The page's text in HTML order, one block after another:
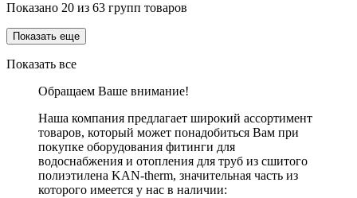
Показано 20 из 63 групп товаров
Показать еще
Показать все
Обращаем Ваше внимание!
Наша компания предлагает широкий ассортимент
товаров, который может понадобиться Вам при
покупке оборудования фитинги для
водоснабжения и отопления для труб из сшитого
полиэтилена KAN-therm, значительная часть из
которого имеется у нас в наличии: